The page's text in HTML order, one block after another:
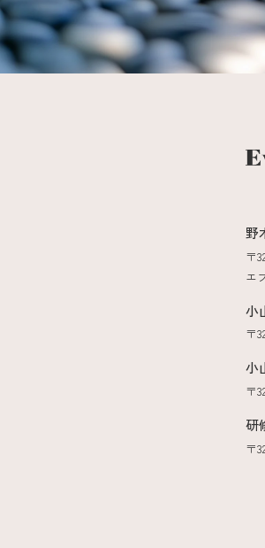
野
〒
エ
小
〒
小
〒
研
〒